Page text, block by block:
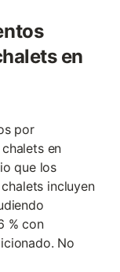
en
por
en
que los
incluyen
% con
No